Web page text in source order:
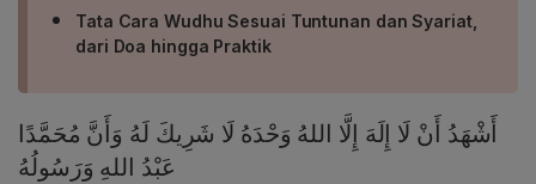
Tata Cara Wudhu Sesuai Tuntunan dan Syariat,
dari Doa hingga Praktik
أَشْهَدُ أَنْ لَا إِلَهَ إِلَّا اللهُ وَحْدَهُ لَا شَرِيكَ لَهُ وَأَنَّ مُحَمَّدًا
عَبْدُ اللهِ وَرَسُولُهُ